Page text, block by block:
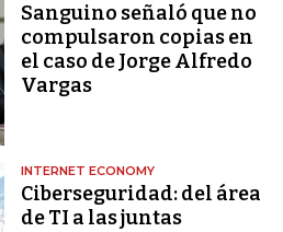
Sanguino señaló que no
compulsaron copias en
el caso de Jorge Alfredo
Vargas
INTERNET ECONOMY
Ciberseguridad: del área
de TI a las juntas